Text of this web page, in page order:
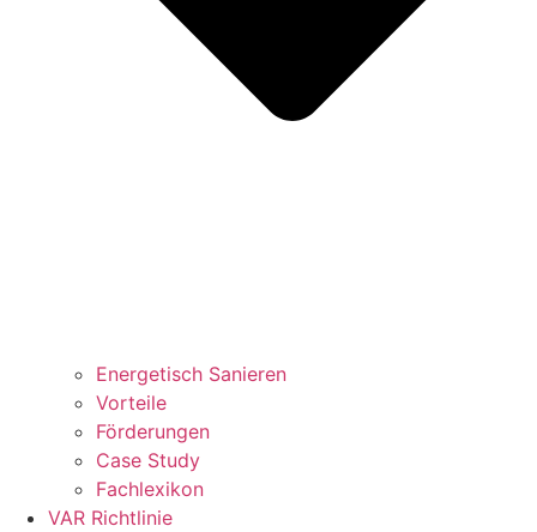
Energetisch Sanieren
Vorteile
Förderungen
Case Study
Fachlexikon
VAR Richtlinie